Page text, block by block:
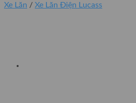
Xe Lăn / Xe Lăn Điện Lucass